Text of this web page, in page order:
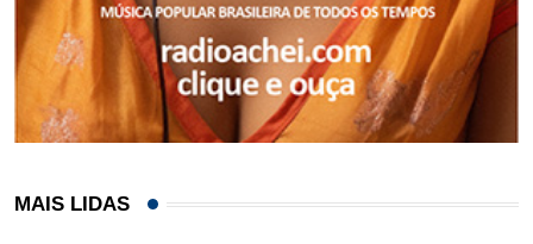
MAIS LIDAS